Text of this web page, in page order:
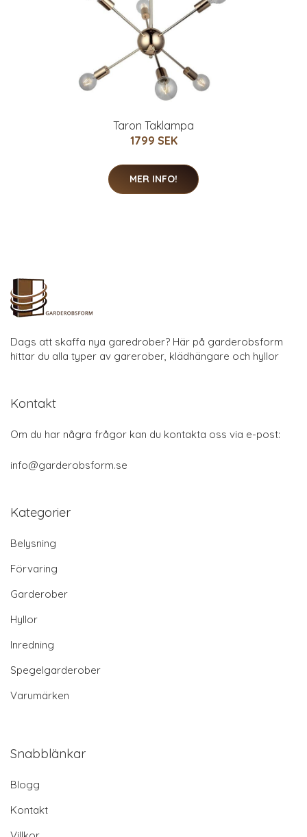
Taron Taklampa
1799 SEK
MER INFO!
Dags att skaffa nya garedrober? Här på garderobsform
hittar du alla typer av garerober, klädhängare och hyllor
Kontakt
Om du har några frågor kan du kontakta oss via e-post:
info@garderobsform.se
Kategorier
Belysning
Förvaring
Garderober
Hyllor
Inredning
Spegelgarderober
Varumärken
Snabblänkar
Blogg
Kontakt